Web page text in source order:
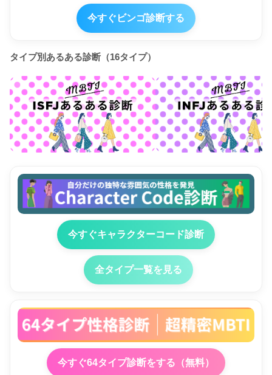
今すぐビンゴ診断する
タイプ別あるある診断（16タイプ）
今すぐキャラクターコード診断
全タイプ一覧を見る
今すぐ64タイプ診断をする（無料）